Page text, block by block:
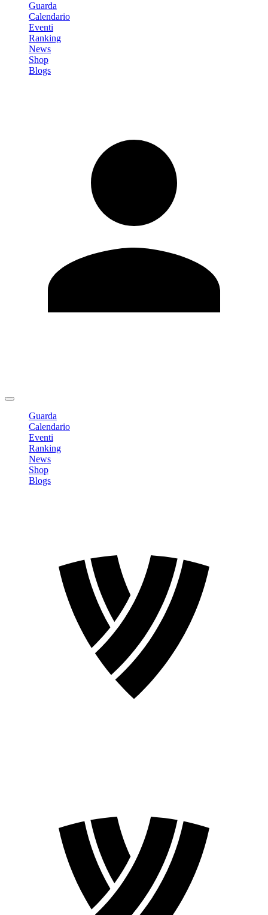
Guarda
Calendario
Eventi
Ranking
News
Shop
Blogs
Guarda
Calendario
Eventi
Ranking
News
Shop
Blogs